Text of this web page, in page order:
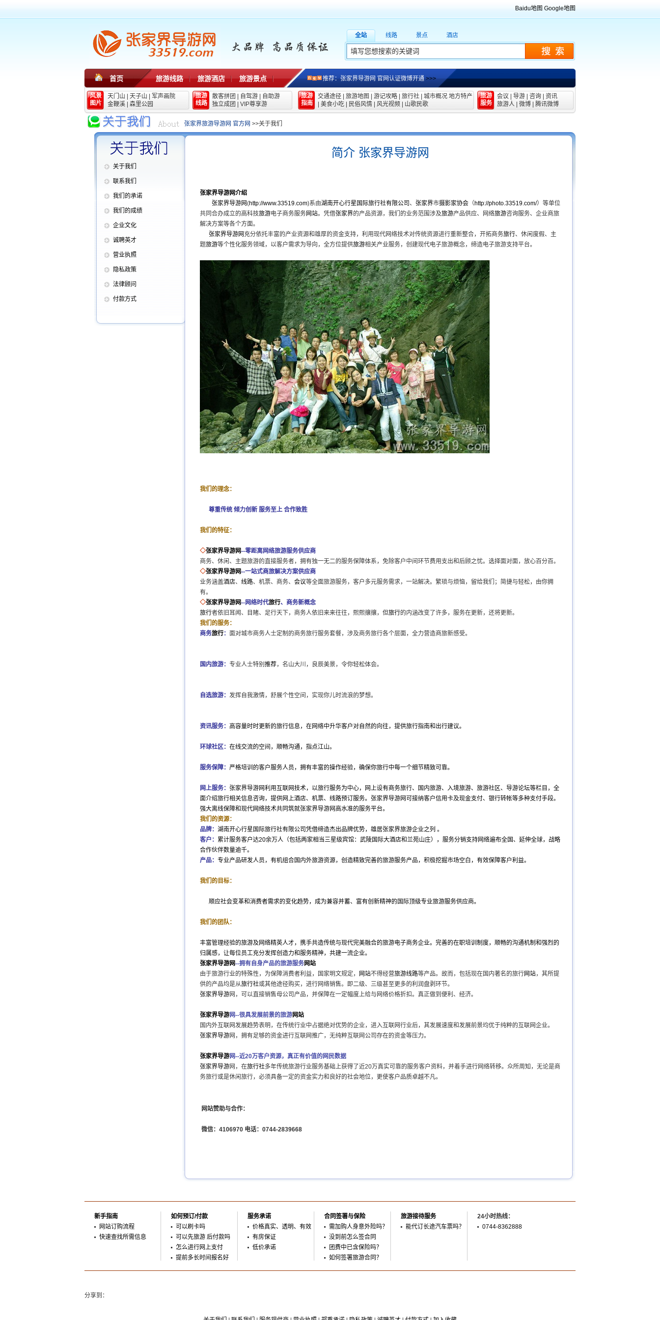
Baidu地图 Google地图
全站 线路 景点 酒店
首页 旅游线路 旅游酒店 旅游景点 推荐：张家界导游网 官网认证微博开通>>>
风景
图片
天门山 天子山
军声画院
金鞭溪
森里公园
旅游
线路
散客拼团 自驾游
自助游
独立成团
VIP尊享游
旅游
指南
交通途径 旅游地图 游记攻略 旅行社 城市概况 地方特产
美食小吃 民俗风情 风光视频 山歌民歌
旅游
服务
会议 导游 咨询
资讯
旅游人
微博 腾讯微博
张家界旅游导游网 官方网 >>关于我们
关于我们
联系我们
我们的承诺
我们的成绩
企业文化
诚聘英才
营业执照
隐私政策
法律顾问
付款方式
简介 张家界导游网
张家界导游网介绍
张家界导游网(http://www.33519.com)系由湖南开心行星国际旅行社有限公司 、 张家界市摄影家协会 （http://photo.33519.com/）等单位
共同合办成立的高科技旅游电子商务服务网站。凭借张家界的产品资源，我们的业务范围涉及旅游产品供应、网络旅游咨询服务、企业商旅
解决方案等各个方面。
张家界导游网充分依托丰富的产业资源和雄厚的资金支持，利用现代网络技术对传统资源进行重新整合，开拓商务旅行、休闲度假、主
题旅游等个性化服务领域，以客户需求为导向，全方位提供旅游相关产业服务，创建现代电子旅游概念，缔造电子旅游支持平台。
我们的理念：
尊重传统 倾力创新 服务至上 合作致胜
我们的特征：
◇张家界导游网--零距离网络旅游服务供应商
商务、休闲、主题旅游的直接服务者，拥有独一无二的服务保障体系，免除客户中间环节费用支出和后顾之忧。选择面对面，放心百分百。
◇张家界导游网--一站式商旅解决方案供应商
业务涵盖酒店、 线路、机票、商务、 会议等全面旅游服务，客户多元服务需求，一站解决。繁琐与烦恼，留给我们；简捷与轻松，由你拥
有。
◇张家界导游网--网络时代旅行、商务新概念
旅行者依旧耳闻、目睹、足行天下，商务人依旧来来往往，熙熙攘攘，但旅行的内涵改变了许多，服务在更新，还将更新。
我们的服务：
商务旅行： 面对城市商务人士定制的商务旅行服务套餐，涉及商务旅行各个层面，全力营造商旅新感受。
国内旅游： 专业人士特别 推荐，名山大川，良辰美景，令你轻松体会。
自选旅游： 发挥自我激情，舒展个性空间，实现你儿时流浪的梦想。
资讯服务： 高容量时时更新的旅行信息，在网络中升华客户对自然的向往，提供旅行指南和出行建议。
环球社区： 在线交流的空间，顺畅沟通，指点江山。
服务保障： 严格培训的客户服务人员，拥有丰富的操作经验，确保你旅行中每一个细节精致可靠。
网上服务： 张家界导游网利用互联网技术，以旅行服务为中心，网上设有商务旅行、国内旅游、入境旅游、旅游社区、 导游论坛等栏目，全
面介绍旅行相关信息咨询，提供网上酒店、机票、 线路预订 服务。 张家界导游网 可接纳客户信用卡及现金支付、银行转帐等多种支付手段。
强大离线保障和现代网络技术共同筑就张家界导游网 高水准的服务平台。
我们的资源：
品牌： 湖南开心行星国际旅行社有限公司 凭借缔造杰出品牌优势，雄居张家界旅游企业之列 。
客户： 累计服务客户达20余万人（包括两家相当三星级宾馆：武陵国际大酒店和兰苑山庄），服务分销支持网络遍布全国、延伸全球，战略
合作伙伴数量逾千。
产品： 专业产品研发人员，有机组合国内外旅游资源，创造精致完善的旅游服务产品，积极挖掘市场空白，有效保障客户利益。
我们的目标：
顺应社会变革和消费者需求的变化趋势，成为兼容并蓄、富有创新精神的国际顶级专业旅游服务供应商。
我们的团队：
丰富管理经验的旅游及网络精英人才，携手共造传统与现代完美融合的旅游电子商务企业。完善的在职培训制度，顺畅的沟通机制和强烈的
归属感，让每位员工充分发挥创造力和服务精神，共建一流企业。
张家界导游网--拥有自身产品的旅游服务网站
由于旅游行业的特殊性，为保障消费者利益，国家明文规定，
网站不得经营旅游线路等产品。故而，包括现在国内著名的旅行网站，其所提
供的产品均是从旅行社或其他途径购买，进行网络销售。即二级、三级甚至更多的利润盘剥环节。
张家界导游网，可以直接销售母公司产品，并保障在一定幅度上给与网络价格折扣。真正做到便利、经济。
张家界导游网--很具发展前景的旅游网站
国内外互联网发展趋势表明，在传统行业中占据绝对优势的企业，进入互联网行业后，其发展速度和发展前景均优于纯粹的互联网企业。
张家界导游网，拥有足够的资金进行互联网推广，无纯粹互联网公司存在的资金等压力。
张家界导游网--近20万客户资源，真正有价值的网民数据
张家界导游网，在旅行社多年传统旅游行业服务基础上获得了近20万真实可靠的服务客户资料，并着手进行网络转移。众所周知，无论是商
务旅行或是休闲旅行，必须具备一定的资金实力和良好的社会地位，更使客户品质卓越不凡。
网站赞助与合作：
微信：4106970 电话：0744-2839668
新手指南
网站订购流程
快速查找所需信息
如何预订/付款
可以刷卡吗
可以先旅游 后付款吗
怎么进行网上支付
提前多长时间报名好
服务承诺
价格真实、透明、有效
有房保证
低价承诺
合同签署与保险
需加购人身意外险吗？
没到前怎么签合同
团费中已含保险吗？
如何签署旅游合同？
旅游接待服务
能代订长途汽车票吗？
24小时热线：
0744-8362888
分享到：